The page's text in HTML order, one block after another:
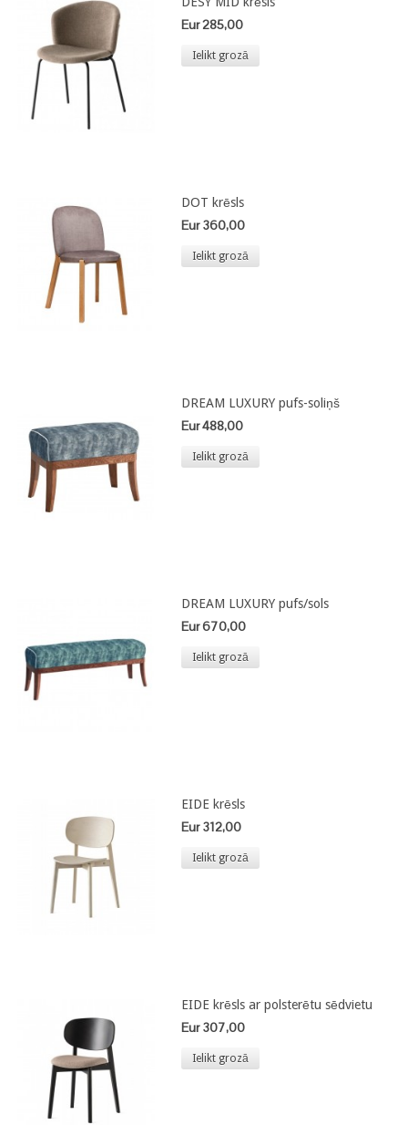
Eur 285,00
Ielikt grozā
DOT krēsls
Eur 360,00
Ielikt grozā
DREAM LUXURY pufs-soliņš
Eur 488,00
Ielikt grozā
DREAM LUXURY pufs/sols
Eur 670,00
Ielikt grozā
EIDE krēsls
Eur 312,00
Ielikt grozā
EIDE krēsls ar polsterētu sēdvietu
Eur 307,00
Ielikt grozā